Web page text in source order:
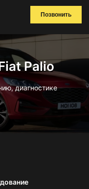
Позвонить
Palio
диагностике